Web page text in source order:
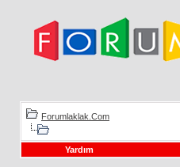
Forumlaklak.Com
Yardım